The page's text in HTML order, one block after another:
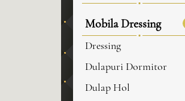
Mobila Dressing
Dressing
Dulapuri Dormitor
Dulap Hol